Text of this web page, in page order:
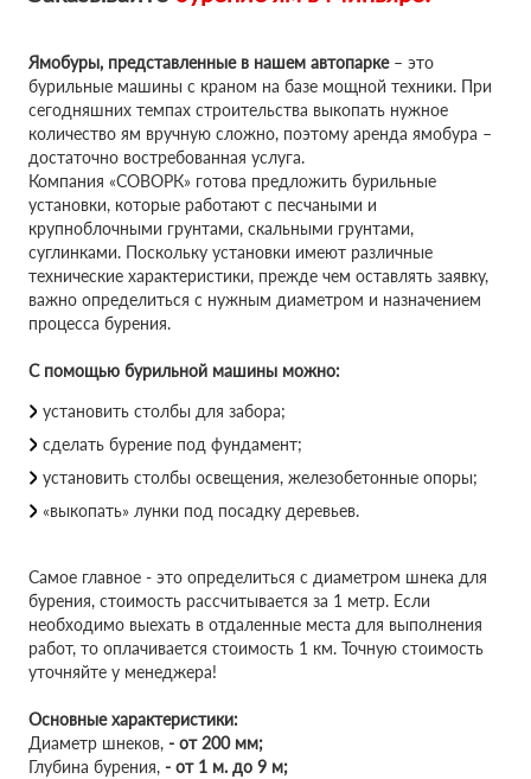
Ямобуры, представленные в нашем автопарке– это
бурильные машины с краном на базе мощной техники. При
сегодняшних темпах строительства выкопать нужное
количество ям вручную сложно, поэтому аренда ямобура –
достаточно востребованная услуга.
Компания «СОВОРК» готова предложить бурильные
установки, которые работают с песчаными и
крупноблочными грунтами, скальными грунтами,
суглинками. Поскольку установки имеют различные
технические характеристики, прежде чем оставлять заявку,
важно определиться с нужным диаметром и назначением
процесса бурения.
С помощью бурильной машины можно:
установить столбы для забора;
сделать бурение под фундамент;
установить столбы освещения, железобетонные опоры;
«выкопать» лунки под посадку деревьев.
Самое главное - это определиться с диаметром шнека для
бурения, стоимость рассчитывается за 1 метр. Если
необходимо выехать в отдаленные места для выполнения
работ, то оплачивается стоимость 1 км. Точную стоимость
уточняйте у менеджера!
Основные характеристики:
Диаметр шнеков, - от 200 мм;
Глубина бурения, - от 1 м. до 9 м;